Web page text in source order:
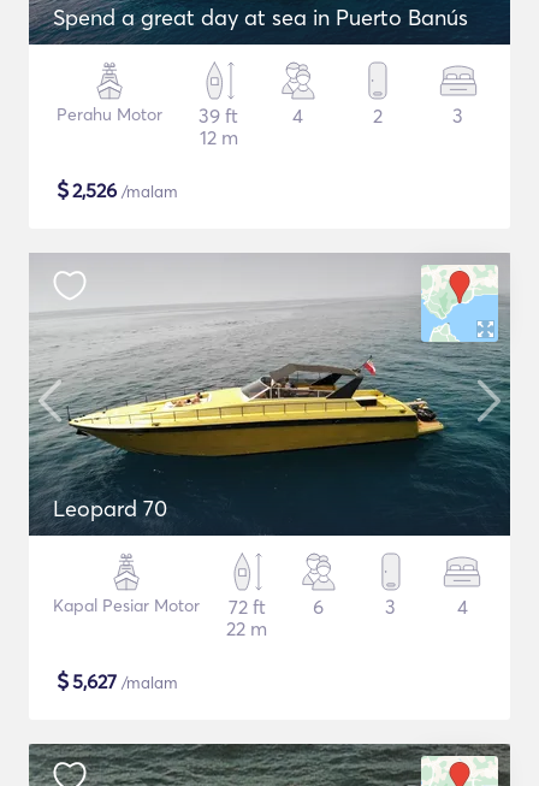
Spend a great day at sea in Puerto Banús
Perahu Motor
39 ft
12 m
4 2 3
$2,526 /malam
Leopard 70
Kapal Pesiar Motor
72 ft
22 m
6 3 4
$5,627 /malam